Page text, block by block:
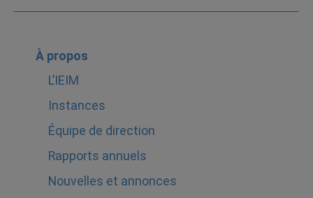
À propos
L’IEIM
Instances
Équipe de direction
Rapports annuels
Nouvelles et annonces